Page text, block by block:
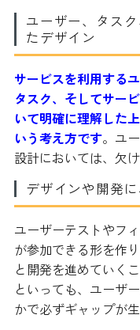
ユーザー、タス
たデザイン
サービスを利用する
タスク、そしてサー
いて明確に理解した
いう考え方です。ユ
設計においては、欠
デザインや開発
ユーザーテストやフ
が参加できる形を作
と開発を進めていく
といっても、ユーザ
かで必ずギャップが